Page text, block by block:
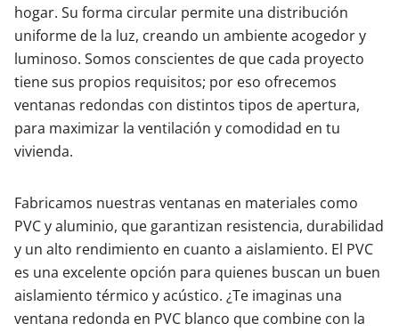
hogar. Su forma circular permite una distribución
uniforme de la luz, creando un ambiente acogedor y
luminoso. Somos conscientes de que cada proyecto
tiene sus propios requisitos; por eso ofrecemos
ventanas redondas con distintos tipos de apertura,
para maximizar la ventilación y comodidad en tu
vivienda.
Fabricamos nuestras ventanas en materiales como
PVC y aluminio, que garantizan resistencia, durabilidad
y un alto rendimiento en cuanto a aislamiento. El PVC
es una excelente opción para quienes buscan un buen
aislamiento térmico y acústico. ¿Te imaginas una
ventana redonda en PVC blanco que combine con la